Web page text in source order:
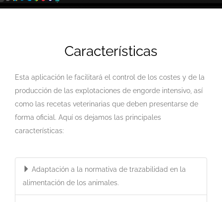
Características
Esta aplicación le facilitará el control de los costes y de la
producción de las explotaciones de engorde intensivo, así
como las recetas veterinarias que deben presentarse de
forma oficial. Aquí os dejamos las principales
características:
Adaptación a la normativa de trazabilidad en la
alimentación de los animales.